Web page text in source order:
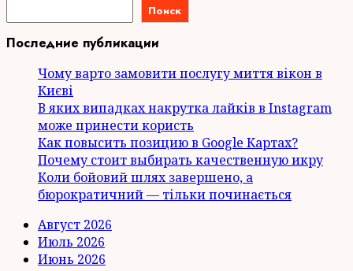
Поиск
Последние публикации
Чому варто замовити послугу миття вікон в
Києві
В яких випадках накрутка лайків в Instagram
може принести користь
Как повысить позицию в Google Картах?
Почему стоит выбирать качественную икру
Коли бойовий шлях завершено, а
бюрократичний — тільки починається
Август 2026
Июль 2026
Июнь 2026